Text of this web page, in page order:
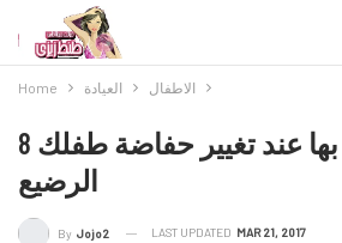
Home العيادة الاطفال
8 أخطاء تقعين بها عند تغيير حفاضة طفلك
الرضيع
By Jojo2 LAST UPDATED MAR 21, 2017